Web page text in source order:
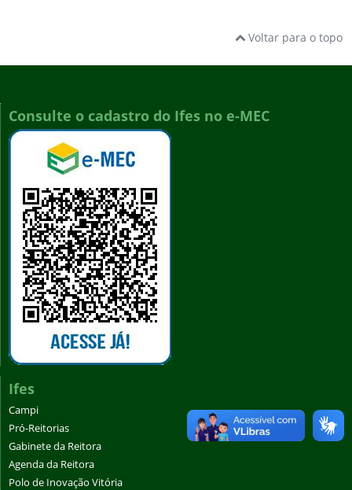
Voltar para o topo
Consulte o cadastro do Ifes no e-MEC
Ifes
Campi
Pró-Reitorias
Gabinete da Reitora
Agenda da Reitora
Polo de Inovação Vitória